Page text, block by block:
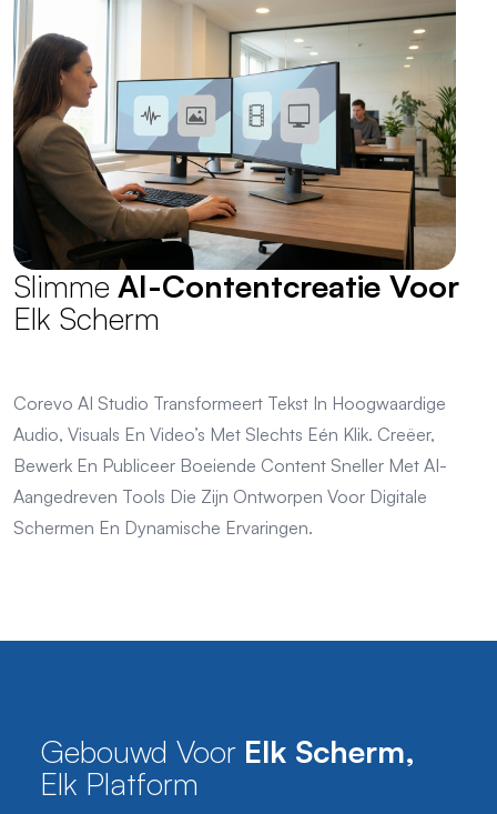
Slimme AI-Contentcreatie Voor
Elk Scherm
Corevo AI Studio Transformeert Tekst In Hoogwaardige
Audio, Visuals En Video’s Met Slechts Eén Klik. Creëer,
Bewerk En Publiceer Boeiende Content Sneller Met AI-
Aangedreven Tools Die Zijn Ontworpen Voor Digitale
Schermen En Dynamische Ervaringen.
Gebouwd Voor Elk Scherm,
Elk Platform